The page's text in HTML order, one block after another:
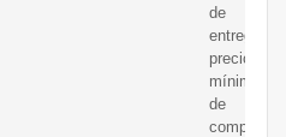
de
entrega,
precio,
mínimo
de
compra,